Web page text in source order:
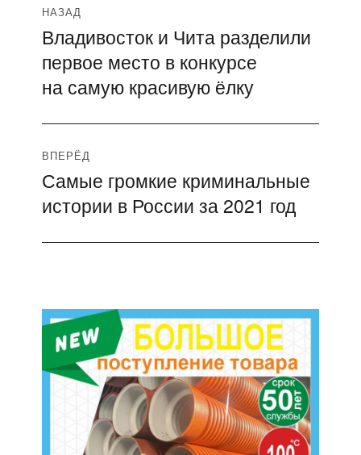
Навигация
по
записям
НАЗАД
Предыдущая
запись:
Владивосток и Чита разделили
первое место в конкурсе
на самую красивую ёлку
ВПЕРЁД
Следующая
запись:
Самые громкие криминальные
истории в России за 2021 год